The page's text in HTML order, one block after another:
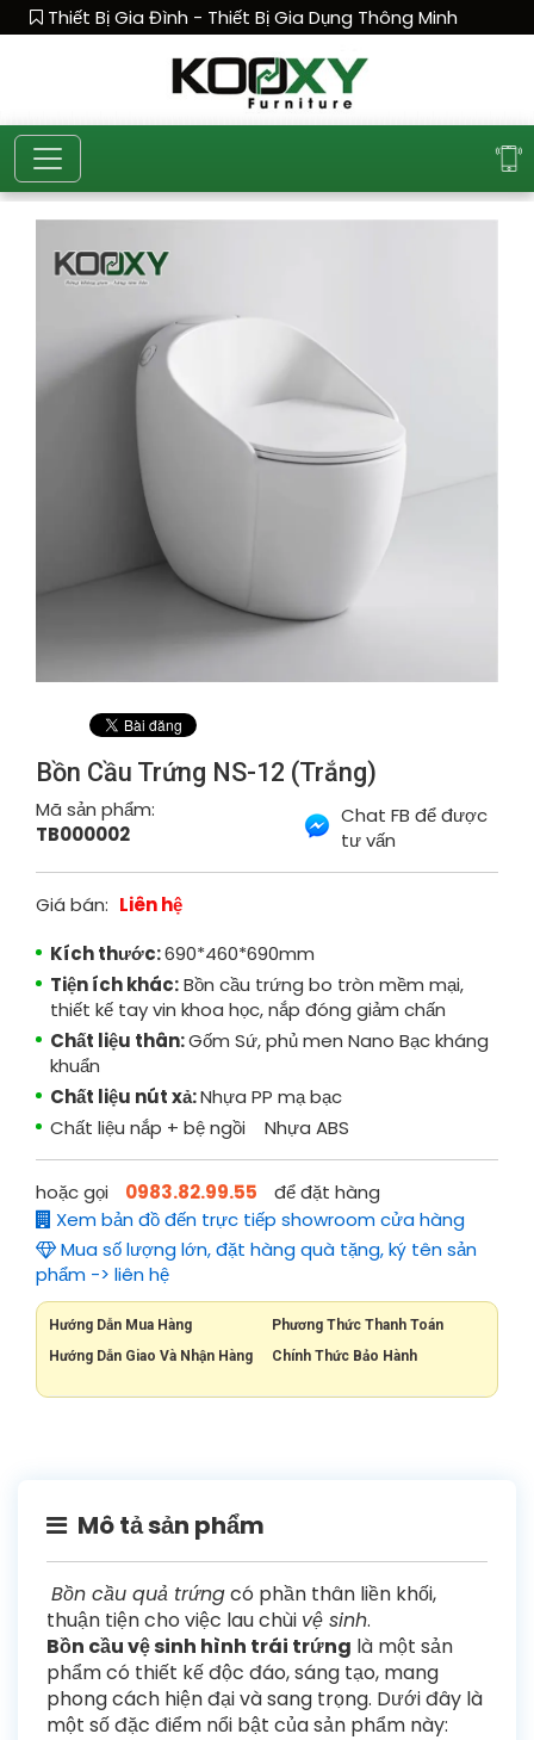
Thiết Bị Gia Đình - Thiết Bị Gia Dụng Thông Minh
Bồn Cầu Trứng NS-12 (Trắng)
Mã sản phẩm:
TB000002
Chat FB để được
tư vấn
Giá bán: Liên hệ
Kích thước:690*460*690mm
Tiện ích khác:Bồn cầu trứng bo tròn mềm mại,
thiết kế tay vin khoa học, nắp đóng giảm chấn
Chất liệu thân:Gốm Sứ, phủ men Nano Bạc kháng
khuẩn
Chất liệu nút xả:Nhựa PP mạ bạc
Chất liệu nắp + bệ ngồi Nhựa ABS
hoặc gọi 0983.82.99.55
để đặt hàng
Xem bản đồ đến trực tiếp showroom cửa hàng
Mua số lượng lớn, đặt hàng quà tặng, ký tên sản
phẩm -> liên hệ
Hướng Dẫn Mua Hàng
Phương Thức Thanh Toán
Hướng Dẫn Giao Và Nhận Hàng
Chính Thức Bảo Hành
Mô tả sản phẩm
Bồn cầu quả trứngcó phần thân liền khối,
thuận tiện cho việc lau chùi vệ sinh.
Bồn cầu vệ sinh hình trái trứng là một sản
phẩm có thiết kế độc đáo, sáng tạo, mang
phong cách hiện đại và sang trọng. Dưới đây là
một số đặc điểm nổi bật của sản phẩm này: